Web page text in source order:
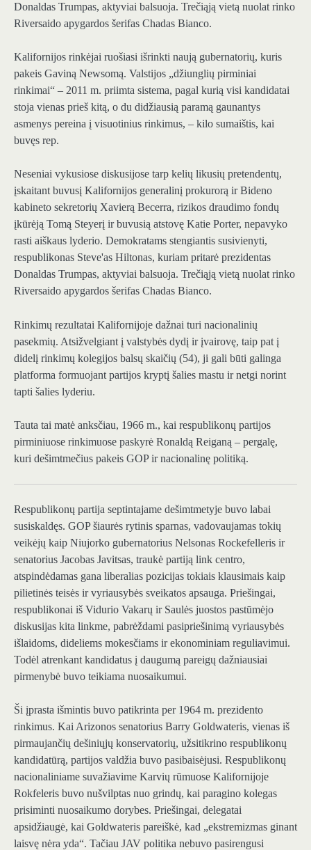
Donaldas Trumpas, aktyviai balsuoja. Trečiąją vietą nuolat rinko
Riversaido apygardos šerifas Chadas Bianco.
Kalifornijos rinkėjai ruošiasi išrinkti naują gubernatorių, kuris
pakeis Gaviną Newsomą. Valstijos „džiunglių pirminiai
rinkimai“ – 2011 m. priimta sistema, pagal kurią visi kandidatai
stoja vienas prieš kitą, o du didžiausią paramą gaunantys
asmenys pereina į visuotinius rinkimus, – kilo sumaištis, kai
buvęs rep.
Neseniai vykusiose diskusijose tarp kelių likusių pretendentų,
įskaitant buvusį Kalifornijos generalinį prokurorą ir Bideno
kabineto sekretorių Xavierą Becerra, rizikos draudimo fondų
įkūrėją Tomą Steyerį ir buvusią atstovę Katie Porter, nepavyko
rasti aiškaus lyderio. Demokratams stengiantis susivienyti,
respublikonas Steve'as Hiltonas, kuriam pritarė prezidentas
Donaldas Trumpas, aktyviai balsuoja. Trečiąją vietą nuolat rinko
Riversaido apygardos šerifas Chadas Bianco.
Rinkimų rezultatai Kalifornijoje dažnai turi nacionalinių
pasekmių. Atsižvelgiant į valstybės dydį ir įvairovę, taip pat į
didelį rinkimų kolegijos balsų skaičių (54), ji gali būti galinga
platforma formuojant partijos kryptį šalies mastu ir netgi norint
tapti šalies lyderiu.
Tauta tai matė anksčiau, 1966 m., kai respublikonų partijos
pirminiuose rinkimuose paskyrė Ronaldą Reiganą – pergalę,
kuri dešimtmečius pakeis GOP ir nacionalinę politiką.
Respublikonų partija septintajame dešimtmetyje buvo labai
susiskaldęs. GOP šiaurės rytinis sparnas, vadovaujamas tokių
veikėjų kaip Niujorko gubernatorius Nelsonas Rockefelleris ir
senatorius Jacobas Javitsas, traukė partiją link centro,
atspindėdamas gana liberalias pozicijas tokiais klausimais kaip
pilietinės teisės ir vyriausybės sveikatos apsauga. Priešingai,
respublikonai iš Vidurio Vakarų ir Saulės juostos pastūmėjo
diskusijas kita linkme, pabrėždami pasipriešinimą vyriausybės
išlaidoms, dideliems mokesčiams ir ekonominiam reguliavimui.
Todėl atrenkant kandidatus į daugumą pareigų dažniausiai
pirmenybė buvo teikiama nuosaikumui.
Ši įprasta išmintis buvo patikrinta per 1964 m. prezidento
rinkimus. Kai Arizonos senatorius Barry Goldwateris, vienas iš
pirmaujančių dešiniųjų konservatorių, užsitikrino respublikonų
kandidatūrą, partijos valdžia buvo pasibaisėjusi. Respublikonų
nacionaliniame suvažiavime Karvių rūmuose Kalifornijoje
Rokfeleris buvo nušvilptas nuo grindų, kai paragino kolegas
prisiminti nuosaikumo dorybes. Priešingai, delegatai
apsidžiaugė, kai Goldwateris pareiškė, kad „ekstremizmas ginant
laisvę nėra yda“. Tačiau JAV politika nebuvo pasirengusi